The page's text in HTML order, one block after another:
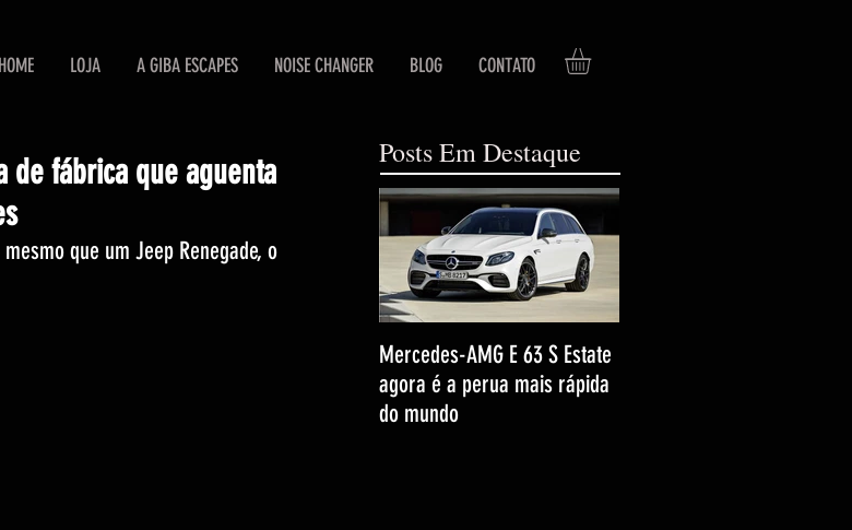
HOME LOJA A GIBA ESCAPES NOISE CHANGER BLOG CONTATO
de fábrica que aguenta
que um Jeep Renegade, o
Posts Em Destaque
Mercedes-AMG E 63 S Estate
agora é a perua mais rápida
do mundo